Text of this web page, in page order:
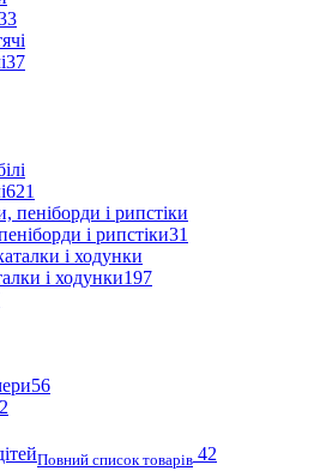
37
621
і рипстіки31
і ходунки197
56
Повний список товарів 42